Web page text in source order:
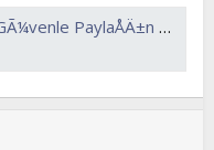
PaylaÅÄ±n | HAYSEV